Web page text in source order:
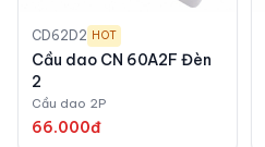
CD62D2 HOT
Cầu dao CN 60A2F Đèn
2
Cầu dao 2P
66.000đ